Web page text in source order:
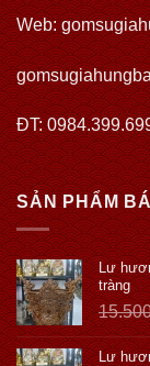
Web:
ĐT:
SẢN PHẨM
Lư
tràng
Lư